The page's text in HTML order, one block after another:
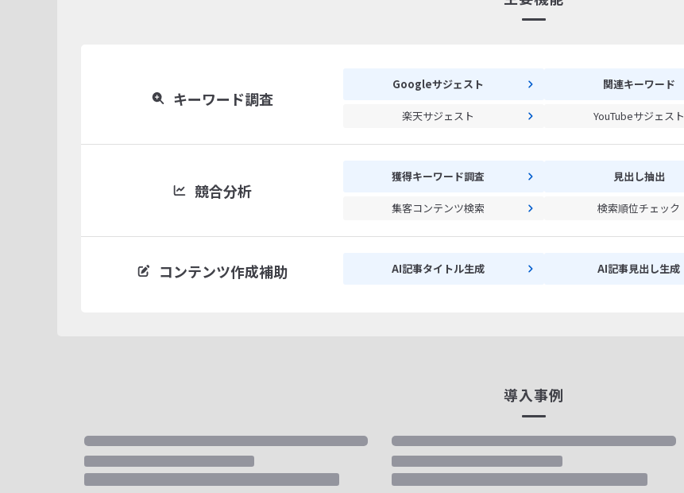
キーワード調査
Googleサジェスト 関連キーワード
楽天サジェスト YouTubeサジェスト
競合分析
獲得キーワード調査 見出し抽出
集客コンテンツ検索 検索順位チェック
コンテンツ作成補助 AI記事タイトル生成 AI記事見出し生成
導入事例